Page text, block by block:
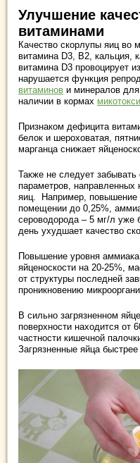
Улучшение
витаминами
Качество скорлупы яиц во
витамина D3, В2, кальция,
витамина D3 провоцирует
нарушается функция
витаминов и минералов
наличии в кормах
Признаком дефицита
белок и шероховатая,
марганца снижает
Также не следует забывать
параметров, направленных
яиц. Например, повышение
помещении до 0,25%,
сероводорода – 5 мг/л уже
день ухудшает качество
Повышение уровня
яйценоскости на 20-25%,
от структуры последней
проникновению
В сильно загрязненном
поверхности находится от
частности кишечной
Загрязненные яйца